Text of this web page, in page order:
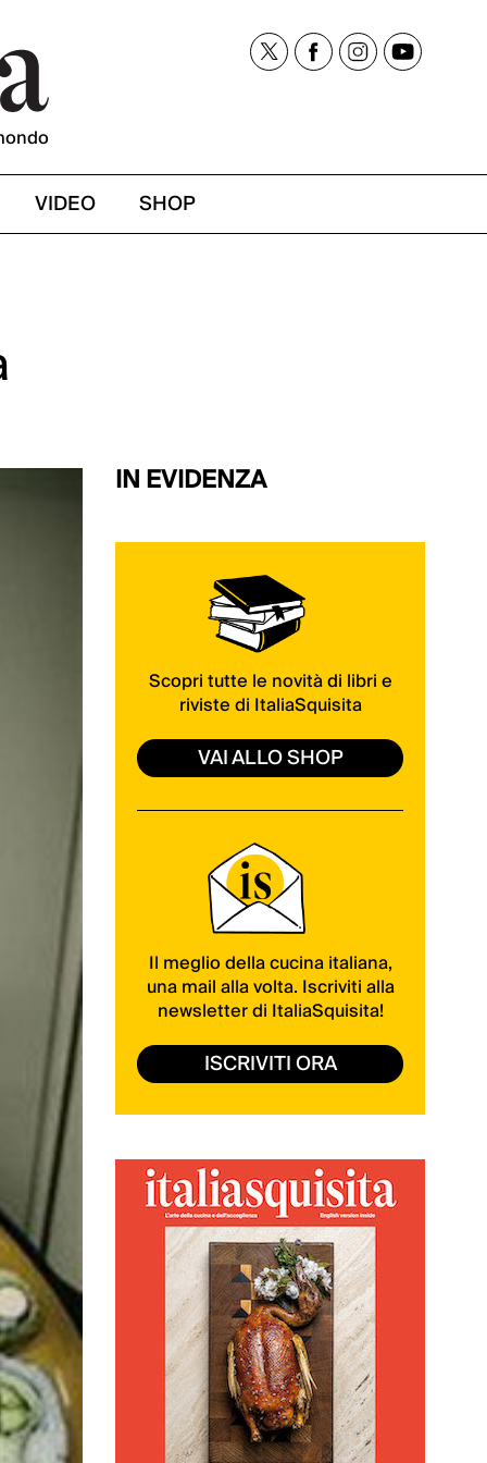
VIDEO SHOP
IN EVIDENZA
Scopri tutte le novità di libri e
riviste di ItaliaSquisita
VAI ALLO SHOP
Il meglio della cucina italiana,
una mail alla volta. Iscriviti alla
newsletter di ItaliaSquisita!
ISCRIVITI ORA